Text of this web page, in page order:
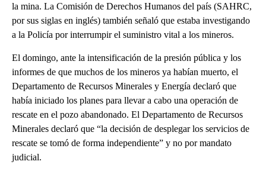
la mina. La Comisión de Derechos Humanos del país (SAHRC,
por sus siglas en inglés) también señaló que estaba investigando
a la Policía por interrumpir el suministro vital a los mineros.
El domingo, ante la intensificación de la presión pública y los
informes de que muchos de los mineros ya habían muerto, el
Departamento de Recursos Minerales y Energía declaró que
había iniciado los planes para llevar a cabo una operación de
rescate en el pozo abandonado. El Departamento de Recursos
Minerales declaró que “la decisión de desplegar los servicios de
rescate se tomó de forma independiente” y no por mandato
judicial.